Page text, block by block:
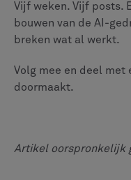
Vijf weken. Vijf posts.
bouwen van de AI-
breken wat al werkt.
Volg mee en deel met
doormaakt.
Artikel oorspronkelijk